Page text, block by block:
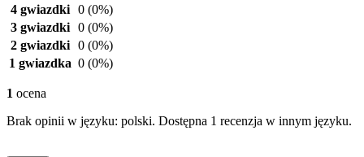
4 gwiazdki 0 (0%)
3 gwiazdki 0 (0%)
2 gwiazdki 0 (0%)
1 gwiazdka 0 (0%)
1 ocena
Brak opinii w języku: polski. Dostępna 1 recenzja w innym języku.